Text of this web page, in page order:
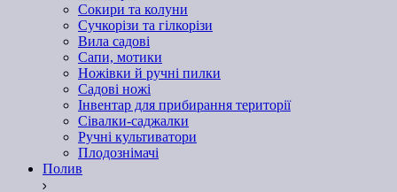
Сокири та колуни
Сучкорізи та гілкорізи
Вила садові
Сапи, мотики
Ножівки й ручні пилки
Садові ножі
Інвентар для прибирання території
Сівалки-саджалки
Ручні культиватори
Плодознімачі
Полив